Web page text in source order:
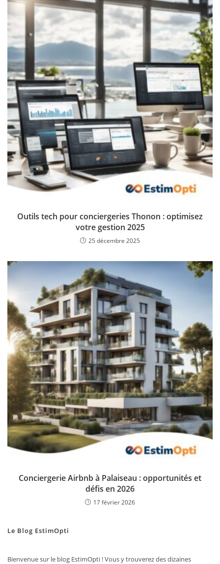
Outils tech pour conciergeries Thonon : optimisez
votre gestion 2025
25 décembre 2025
Conciergerie Airbnb à Palaiseau : opportunités et
défis en 2026
17 février 2026
Le Blog EstimOpti
Bienvenue sur le blog EstimOpti ! Vous y trouverez des dizaines